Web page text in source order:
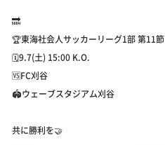
🔜
🏆東海社会人サッカーリーグ1部 第11節
🗓️9.7(土) 15:00 K.O.
🆚FC刈谷
🏟️ウェーブスタジアム刈谷
共に勝利を🤝